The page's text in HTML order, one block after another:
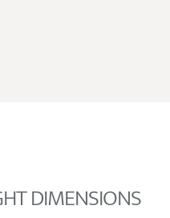
DIMENSIONS